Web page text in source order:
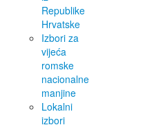
Republike
Hrvatske
Izbori za
vijeća
romske
nacionalne
manjine
Lokalni
izbori